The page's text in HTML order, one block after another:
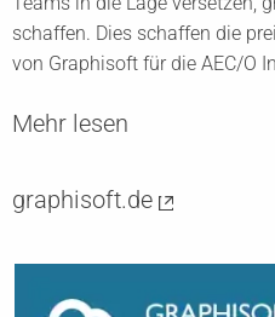
schaffen. Dies schaffen die
von Graphisoft für die AEC/O
Mehr lesen
graphisoft.de